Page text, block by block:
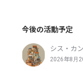
今後の活動予定
シス・カ
2026年8月